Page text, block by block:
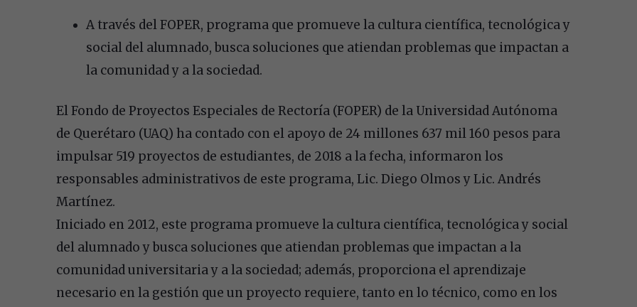
A través del FOPER, programa que promueve la cultura científica, tecnológica y
social del alumnado, busca soluciones que atiendan problemas que impactan a
la comunidad y a la sociedad.
El Fondo de Proyectos Especiales de Rectoría (FOPER) de la Universidad Autónoma
de Querétaro (UAQ) ha contado con el apoyo de 24 millones 637 mil 160 pesos para
impulsar 519 proyectos de estudiantes, de 2018 a la fecha, informaron los
responsables administrativos de este programa, Lic. Diego Olmos y Lic. Andrés
Martínez.
Iniciado en 2012, este programa promueve la cultura científica, tecnológica y social
del alumnado y busca soluciones que atiendan problemas que impactan a la
comunidad universitaria y a la sociedad; además, proporciona el aprendizaje
necesario en la gestión que un proyecto requiere, tanto en lo técnico, como en los